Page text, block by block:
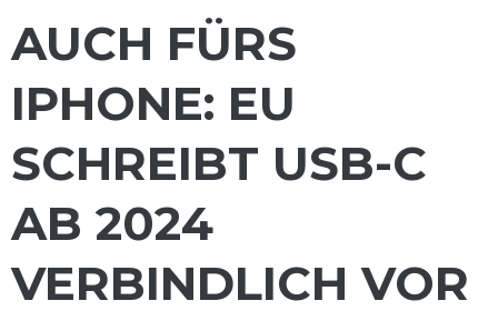
AUCH FÜRS
IPHONE: EU
SCHREIBT USB-C
AB 2024
VERBINDLICH VOR